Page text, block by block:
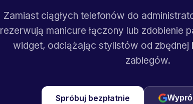
Zamiast ciągłych telefonów do
rezerwują manicure łączony lub zdobienie
widget, odciążając stylistów od zbędnej
zabiegów.
Spróbuj bezpłatnie